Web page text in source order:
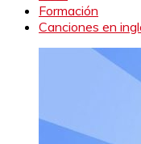
Formación
Canciones en